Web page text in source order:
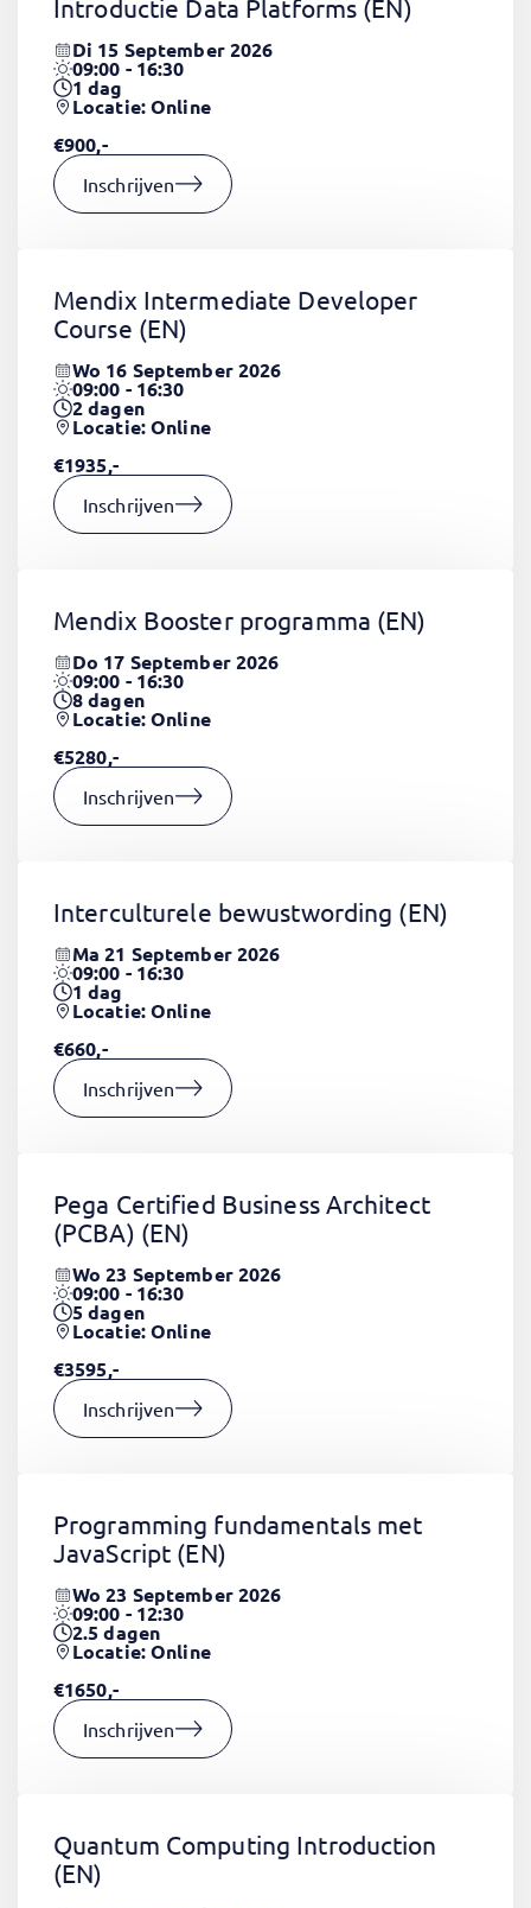
Introductie Data Platforms (EN)
Di 15 September 2026
09:00 - 16:30
1dag
Locatie: Online
€900,-
Inschrijven
Mendix Intermediate Developer
Course (EN)
Wo 16 September 2026
09:00 - 16:30
2dagen
Locatie: Online
€1935,-
Inschrijven
Mendix Booster programma (EN)
Do 17 September 2026
09:00 - 16:30
8dagen
Locatie: Online
€5280,-
Inschrijven
Interculturele bewustwording (EN)
Ma 21 September 2026
09:00 - 16:30
1dag
Locatie: Online
€660,-
Inschrijven
Pega Certified Business Architect
(PCBA) (EN)
Wo 23 September 2026
09:00 - 16:30
5dagen
Locatie: Online
€3595,-
Inschrijven
Programming fundamentals met
JavaScript (EN)
Wo 23 September 2026
09:00 - 12:30
2.5dagen
Locatie: Online
€1650,-
Inschrijven
Quantum Computing Introduction
(EN)